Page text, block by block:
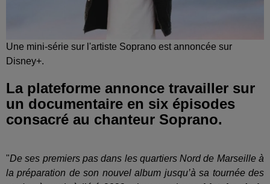
Une mini-série sur l'artiste Soprano est annoncée sur
Disney+.
La plateforme annonce travailler sur
un documentaire en six épisodes
consacré au chanteur Soprano.
"De ses premiers pas dans les quartiers Nord de Marseille à
la préparation de son nouvel album jusqu’à sa tournée des